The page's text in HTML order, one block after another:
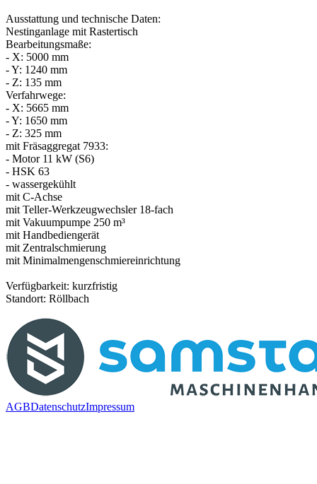
Ausstattung und technische Daten:
Nestinganlage mit Rastertisch
Bearbeitungsmaße:
- X: 5000 mm
- Y: 1240 mm
- Z: 135 mm
Verfahrwege:
- X: 5665 mm
- Y: 1650 mm
- Z: 325 mm
mit Fräsaggregat 7933:
- Motor 11 kW (S6)
- HSK 63
- wassergekühlt
mit C-Achse
mit Teller-Werkzeugwechsler 18-fach
mit Vakuumpumpe 250 m³
mit Handbediengerät
mit Zentralschmierung
mit Minimalmengenschmiereinrichtung
Verfügbarkeit: kurzfristig
Standort: Röllbach
AGBDatenschutzImpressum